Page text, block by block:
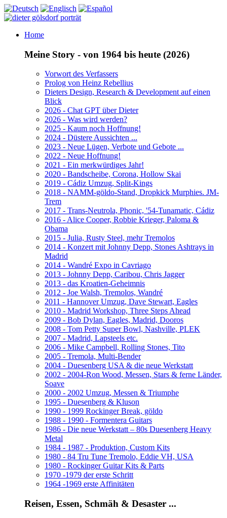
Home
Meine Story - von 1964 bis heute (2026)
Vorwort des Verfassers
Prolog von Heinz Rebellius
Dieters Design, Research & Development auf einen
Blick
2026 - Chat GPT über Dieter
2026 - Was wird werden?
2025 - Kaum noch Hoffnung!
2024 - Düstere Aussichten ...
2023 - Neue Lügen, Verbote und Gebote ...
2022 - Neue Hoffnung!
2021 - Ein merkwürdiges Jahr!
2020 - Bandscheibe, Corona, Hollow Skai
2019 - Cádiz Umzug, Split-Kings
2018 - NAMM-göldo-Stand, Dropkick Murphies. JM-
Trem
2017 - Trans-Neutrola, Phonic, '54-Tunamatic, Cádiz
2016 - Alice Cooper, Robbie Krieger, Paloma &
Obama
2015 - Julia, Rusty Steel, mehr Tremolos
2014 - Konzert mit Johnny Depp, Stones Ashtrays in
Madrid
2014 - Wandré Expo in Cavriago
2013 - Johnny Depp, Caribou, Chris Jagger
2013 - das Kroatien-Geheimnis
2012 - Joe Walsh, Tremolos, Wandré
2011 - Hannover Umzug, Dave Stewart, Eagles
2010 - Madrid Workshop, Three Steps Ahead
2009 - Bob Dylan, Eagles, Madrid, Dooros
2008 - Tom Petty Super Bowl, Nashville, PLEK
2007 - Madrid, Lapsteels etc.
2006 - Mike Campbell, Rolling Stones, Tito
2005 - Tremola, Multi-Bender
2004 - Duesenberg USA & die neue Werkstatt
2002 - 2004-Ron Wood, Messen, Stars & ferne Länder,
Soave
2000 - 2002 Umzug, Messen & Triumphe
1995 - Duesenberg & Kluson
1990 - 1999 Rockinger Break, göldo
1988 - 1990 - Formentera Guitars
1986 - Die neue Werkstatt – 80s Duesenberg Heavy
Metal
1984 - 1987 - Produktion, Custom Kits
1980 - 84 Tru Tune Tremolo, Eddie VH, USA
1980 - Rockinger Guitar Kits & Parts
1970 -1979 der erste Schritt
1964 -1969 erste Affinitäten
Reisen, Essen, Schmäh & Desaster ...